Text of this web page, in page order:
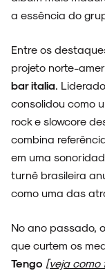
a essência do
Entre os
projeto norte-
bar italia.
consolidou como
rock e slowcore
combina
em uma
turnê brasileira
como uma das
No ano passado,
que curtem os
Tengo [veja como